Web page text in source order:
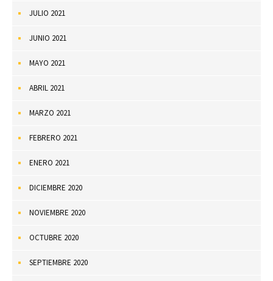
JULIO 2021
JUNIO 2021
MAYO 2021
ABRIL 2021
MARZO 2021
FEBRERO 2021
ENERO 2021
DICIEMBRE 2020
NOVIEMBRE 2020
OCTUBRE 2020
SEPTIEMBRE 2020